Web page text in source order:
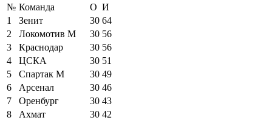
№ Команда О И
1
Зенит 30 64
2
Локомотив М 30 56
3
Краснодар 30 56
4
ЦСКА 30 51
5
Спартак М 30 49
6
Арсенал 30 46
7
Оренбург 30 43
8
Ахмат 30 42